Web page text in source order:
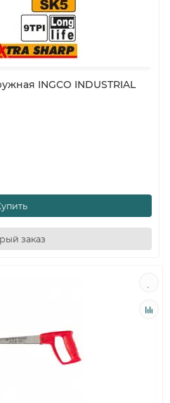
INGCO INDUSTRIAL
заказ